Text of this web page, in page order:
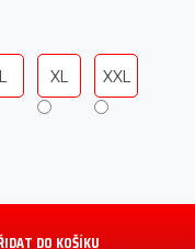
L XL XXL
DO KOŠÍKU